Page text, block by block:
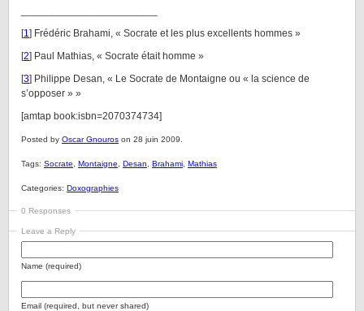
[1] Frédéric Brahami, « Socrate et les plus excellents hommes »
[2] Paul Mathias, « Socrate était homme »
[3] Philippe Desan, « Le Socrate de Montaigne ou « la science de
s’opposer » »
[amtap book:isbn=2070374734]
Posted by Oscar Gnouros on 28 juin 2009.
Tags: Socrate Montaigne Desan Brahami Mathias
Categories: Doxographies
0 Responses
Leave a Reply
Name (required)
Email (required, but never shared)